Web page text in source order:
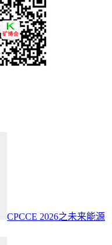
CPCCE 2026之未来能源